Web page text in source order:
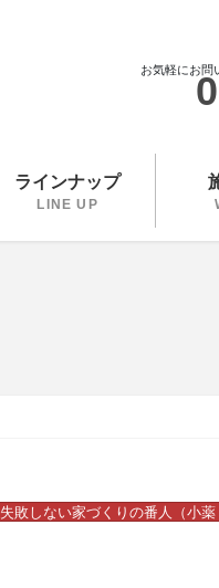
お気軽にお問
ラインナップ
LINE UP
失敗しない家づくりの番人（小薬